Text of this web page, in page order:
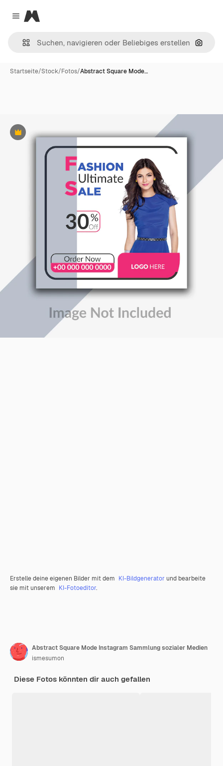
Close menu
Magnific
Nach
Startseite/Stock/Fotos/Abstract Square Mode…
Premium
Erstelle deine eigenen Bilder mit dem KI-Bildgenerator und bearbeite
sie mit unserem KI-Fotoeditor.
Abstract Square Mode Instagram Sammlung sozialer Medien
ismesumon
Diese Fotos könnten dir auch gefallen